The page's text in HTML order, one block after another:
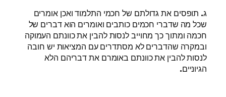
ג. תופסים את גדולתם של חכמי התלמוד ואכן אומרים
שכל מה שדברי חכמים כותבים ואומרים הוא דברים של
חכמה ומתוך כך מחוייב לנסות להבין את כוונתם העמוקה
ובמקרה שהדברים לא מסתדרים עם המציאות יש חובה
לנסות להבין את כוונתם באומרם את דבריהם הלא
הגיוניים.